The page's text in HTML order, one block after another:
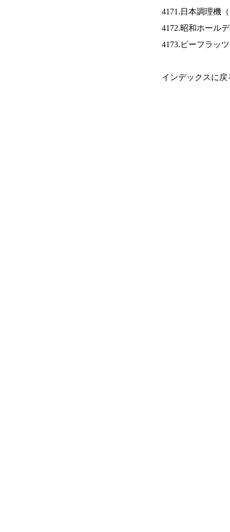
4171.日本調理機（
4172.昭和ホール
4173.ビーフラッ
インデックスに戻